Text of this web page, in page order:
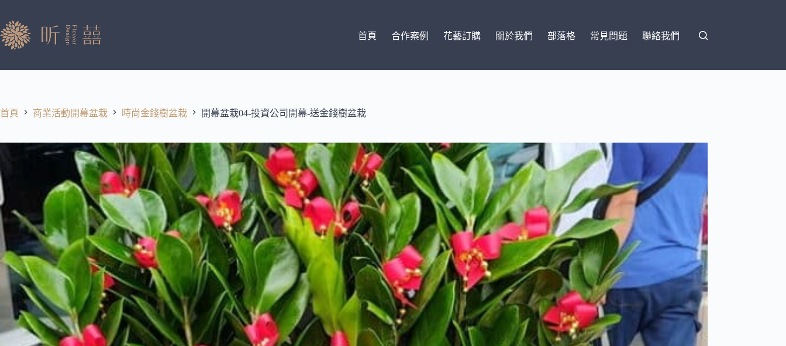
至
主
要
首頁 合作案例 花藝訂購 關於我們 部落格 常見問題 聯絡我們
首頁 商業活動開幕盆栽 時尚金錢樹盆栽 開幕盆栽04-投資公司開幕-送金錢樹盆栽